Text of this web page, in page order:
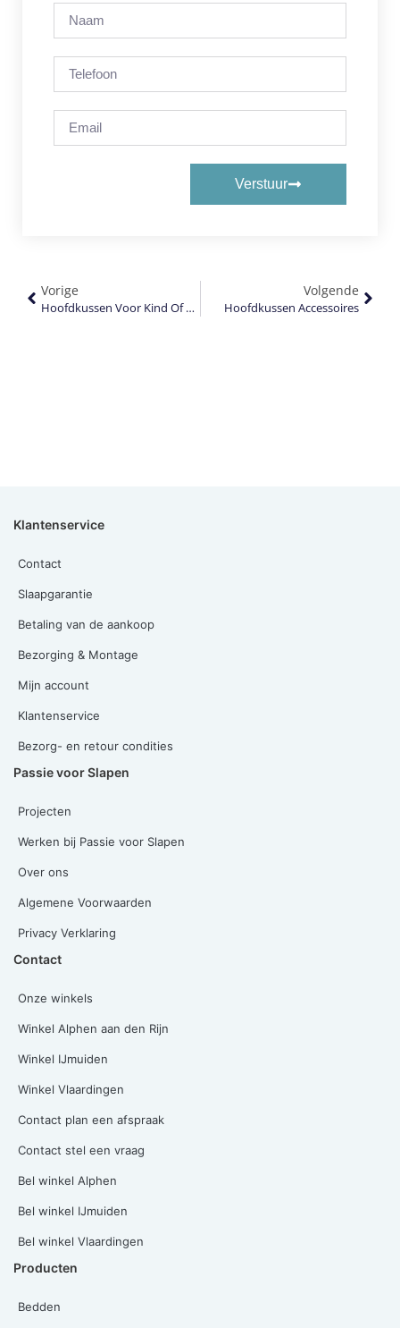
Verstuur
Vorige
Hoofdkussen Voor Kind Of Tiener
Volgende
Hoofdkussen Accessoires
Klantenservice
Contact
Slaapgarantie
Betaling van de aankoop
Bezorging & Montage
Mijn account
Klantenservice
Bezorg- en retour condities
Passie voor Slapen
Projecten
Werken bij Passie voor Slapen
Over ons
Algemene Voorwaarden
Privacy Verklaring
Contact
Onze winkels
Winkel Alphen aan den Rijn
Winkel IJmuiden
Winkel Vlaardingen
Contact plan een afspraak
Contact stel een vraag
Bel winkel Alphen
Bel winkel IJmuiden
Bel winkel Vlaardingen
Producten
Bedden